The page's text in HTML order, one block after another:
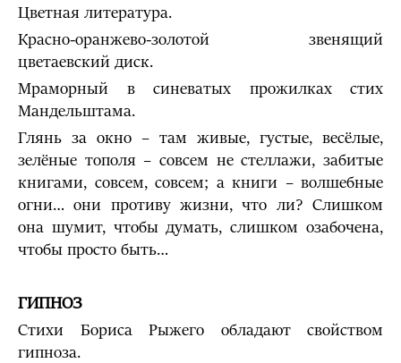
Цветная литература.
Красно-оранжево-золотой звенящий
цветаевский диск.
Мраморный в синеватых прожилках стих
Мандельштама.
Глянь за окно – там живые, густые, весёлые,
зелёные тополя – совсем не стеллажи, забитые
книгами, совсем, совсем; а книги – волшебные
огни… они противу жизни, что ли? Слишком
она шумит, чтобы думать, слишком озабочена,
чтобы просто быть…
ГИПНОЗ
Стихи Бориса Рыжего обладают свойством
гипноза.